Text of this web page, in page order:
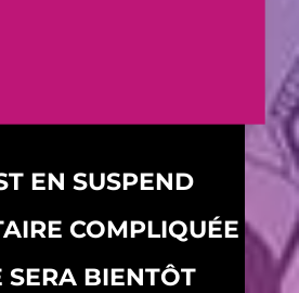
EN SUSPEND
COMPLIQUÉE
BIENTÔT